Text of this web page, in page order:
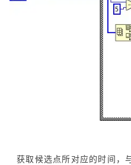
获取候选点所对应的时间，